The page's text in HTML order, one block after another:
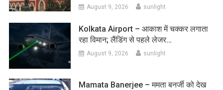
August 9, 2026 sunlight
Kolkata Airport – आकाश में चक्कर लगाता
रहा विमान; लैंडिंग से पहले लेजर…
August 9, 2026 sunlight
Mamata Banerjee – ममता बनर्जी को देख